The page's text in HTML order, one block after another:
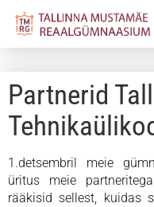
Partnerid
1.detsembril meie
üritus meie
rääkisid sellest, kuidas